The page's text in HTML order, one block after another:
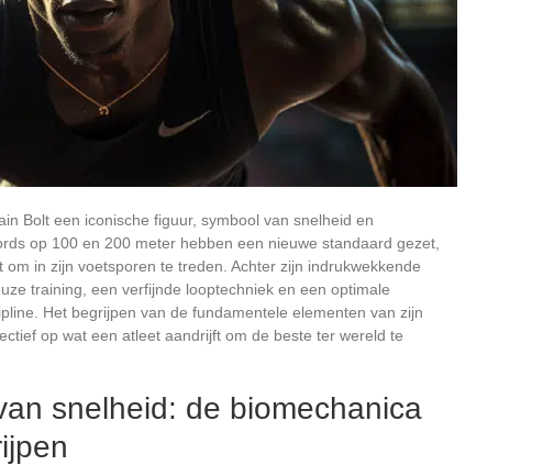
Bolt een iconische figuur, symbool van snelheid en
op 100 en 200 meter hebben een nieuwe standaard gezet,
in zijn voetsporen te treden. Achter zijn indrukwekkende
training, een verfijnde looptechniek en een optimale
Het begrijpen van de fundamentele elementen van zijn
op wat een atleet aandrijft om de beste ter wereld te
snelheid: de biomechanica